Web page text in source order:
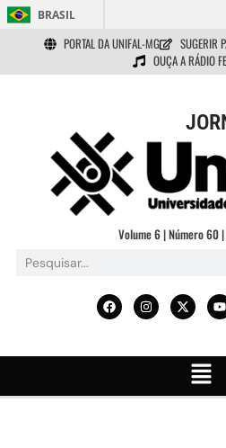
BRASIL
PORTAL DA UNIFAL-MG SUGERIR
OUÇA A RÁDIO
Volume 6 | Número 60